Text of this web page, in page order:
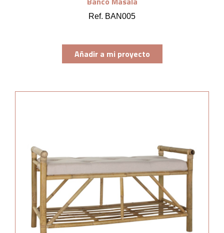
Ref. BAN005
Añadir a mi proyecto